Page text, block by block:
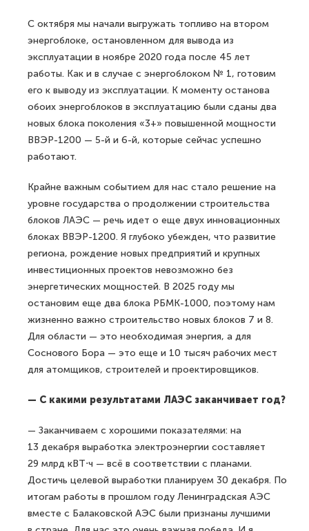
С октября мы начали выгружать топливо на втором
энергоблоке, остановленном для вывода из
эксплуатации в ноябре 2020 года после 45 лет
работы. Как и в случае с энергоблоком № 1, готовим
его к выводу из эксплуатации. К моменту останова
обоих энергоблоков в эксплуатацию были сданы два
новых блока поколения «3+» повышенной мощности
ВВЭР-1200 — 5-й и 6-й, которые сейчас успешно
работают.
Крайне важным событием для нас стало решение на
уровне государства о продолжении строительства
блоков ЛАЭС — речь идет о еще двух инновационных
блоках ВВЭР-1200. Я глубоко убежден, что развитие
региона, рождение новых предприятий и крупных
инвестиционных проектов невозможно без
энергетических мощностей. В 2025 году мы
остановим еще два блока РБМК-1000, поэтому нам
жизненно важно строительство новых блоков 7 и 8.
Для области — это необходимая энергия, а для
Соснового Бора — это еще и 10 тысяч рабочих мест
для атомщиков, строителей и проектировщиков.
— С какими результатами ЛАЭС заканчивает год?
— Заканчиваем с хорошими показателями: на
13 декабря выработка электроэнергии составляет
29 млрд кВТ⋅ч — всё в соответствии с планами.
Достичь целевой выработки планируем 30 декабря. По
итогам работы в прошлом году Ленинградская АЭС
вместе с Балаковской АЭС были признаны лучшими